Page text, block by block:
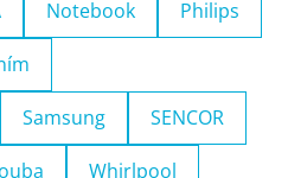
Notebook Philips
Samsung SENCOR
Whirlpool